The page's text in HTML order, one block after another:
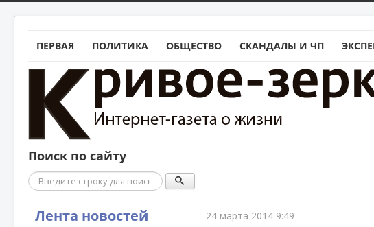
ПЕРВАЯ ПОЛИТИКА ОБЩЕСТВО СКАНДАЛЫ И ЧП
Поиск по сайту
Поиск
Лента новостей 24 марта 2014 9:49